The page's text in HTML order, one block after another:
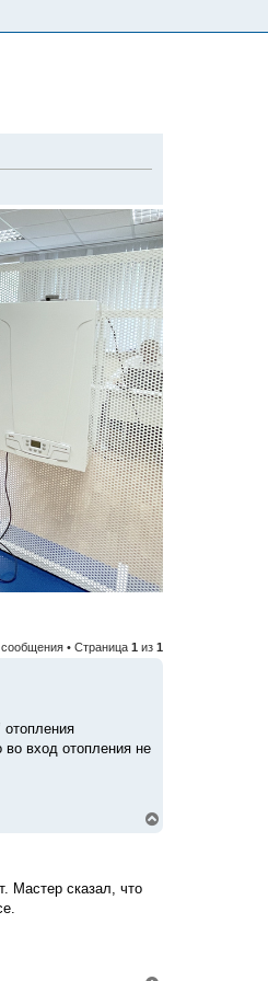
• Страница 1 из 1
во вход отопления не
Мастер сказал, что